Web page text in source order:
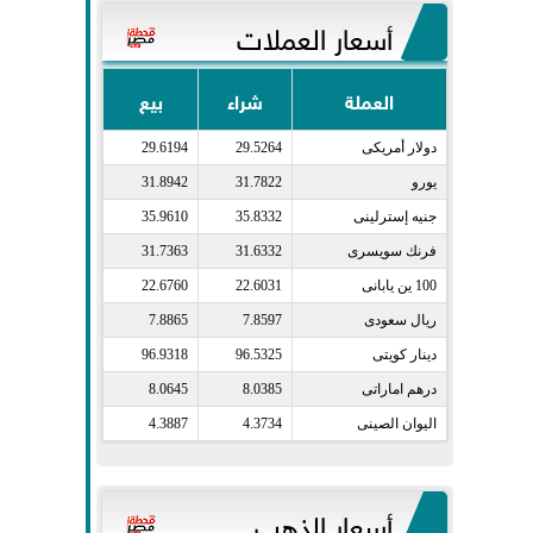
أسعار العملات
العملة شراء بيع
دولار أمريكى​ 29.5264
29.6194
يورو​ 31.7822
31.8942
جنيه إسترلينى​ 35.8332
35.9610
فرنك سويسرى​ 31.6332
31.7363
100 ين يابانى​ 22.6031
22.6760
ريال سعودى​ 7.8597
7.8865
دينار كويتى​ 96.5325
96.9318
درهم اماراتى​ 8.0385
8.0645
اليوان الصينى​ 4.3734
4.3887
أسعار الذهب